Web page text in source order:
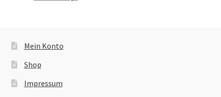
Mein Konto
Shop
Impressum